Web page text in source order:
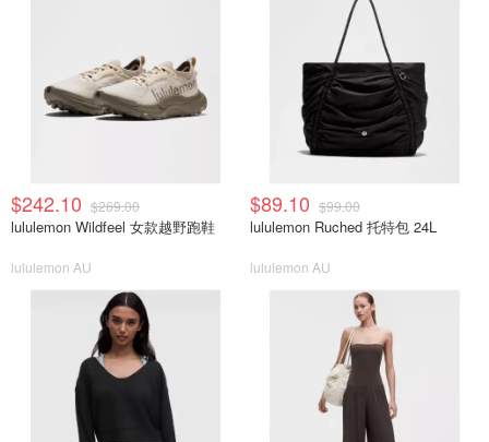
$242.10 $269.00
lululemon Wildfeel 女款越野跑鞋
lululemon AU
$89.10 $99.00
lululemon Ruched 托特包 24L
lululemon AU